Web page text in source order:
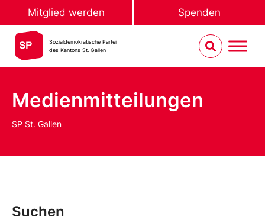
Mitglied werden Spenden
Sozialdemokratische Partei
des Kantons St. Gallen
Medienmitteilungen
SP St. Gallen
Suchen